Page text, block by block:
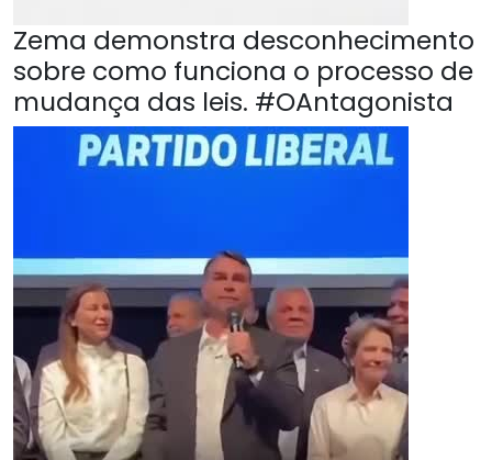
Zema demonstra desconhecimento
sobre como funciona o processo de
mudança das leis. #OAntagonista